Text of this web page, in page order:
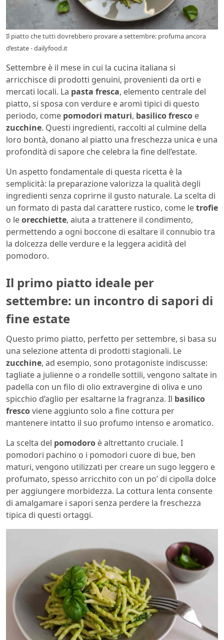
Il piatto che tutti dovrebbero provare a settembre: profuma ancora
d’estate - dailyfood.it
Settembre è il mese in cui la cucina italiana si
arricchisce di prodotti genuini, provenienti da orti e
mercati locali. La pasta fresca, elemento centrale del
piatto, si sposa con verdure e aromi tipici di questo
periodo, come pomodori maturi, basilico fresco e
zucchine. Questi ingredienti, raccolti al culmine della
loro bontà, donano al piatto una freschezza unica e una
profondità di sapore che celebra la fine dell’estate.
Un aspetto fondamentale di questa ricetta è la
semplicità: la preparazione valorizza la qualità degli
ingredienti senza coprirne il gusto naturale. La scelta di
un formato di pasta dal carattere rustico, come letrofie
o leorecchiette, aiuta a trattenere il condimento,
permettendo a ogni boccone di esaltare il connubio tra
la dolcezza delle verdure e la leggera acidità del
pomodoro.
Il primo piatto ideale per
settembre: un incontro di sapori di
fine estate
Questo primo piatto, perfetto per settembre, si basa su
una selezione attenta di prodotti stagionali. Le
zucchine, ad esempio, sono protagoniste indiscusse:
tagliate a julienne o a rondelle sottili, vengono saltate in
padella con un filo di olio extravergine di oliva e uno
spicchio d’aglio per esaltarne la fragranza. Il basilico
frescoviene aggiunto solo a fine cottura per
mantenere intatto il suo profumo intenso e aromatico.
La scelta del pomodoro è altrettanto cruciale. I
pomodori pachino o i pomodori cuore di bue, ben
maturi, vengono utilizzati per creare un sugo leggero e
profumato, spesso arricchito con un po’ di cipolla dolce
per aggiungere morbidezza. La cottura lenta consente
di amalgamare i sapori senza perdere la freschezza
tipica di questi ortaggi.